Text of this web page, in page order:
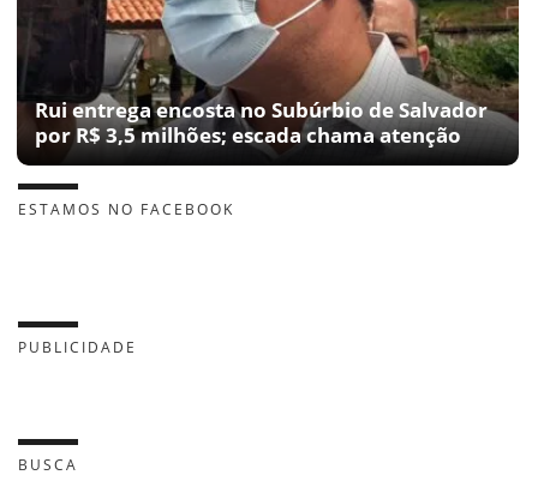
Rui entrega encosta no Subúrbio de Salvador
por R$ 3,5 milhões; escada chama atenção
ESTAMOS NO FACEBOOK
PUBLICIDADE
BUSCA